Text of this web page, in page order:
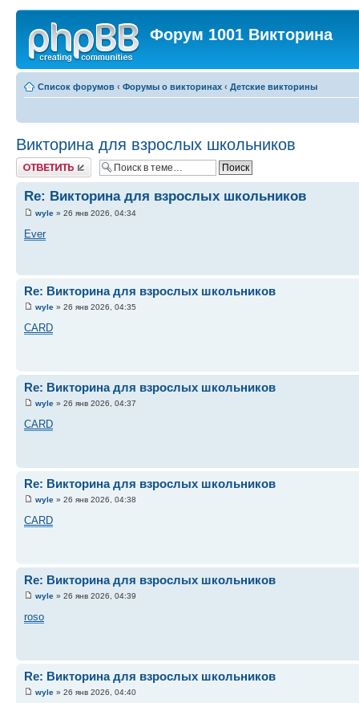
Форум 1001 Викторина
Список форумов ‹ Форумы о викторинах ‹ Детские викторины
Викторина для взрослых школьников
Ответить
Re: Викторина для взрослых школьников
wyle » 26 янв 2026, 04:34
Ever
Re: Викторина для взрослых школьников
wyle » 26 янв 2026, 04:35
CARD
Re: Викторина для взрослых школьников
wyle » 26 янв 2026, 04:37
CARD
Re: Викторина для взрослых школьников
wyle » 26 янв 2026, 04:38
CARD
Re: Викторина для взрослых школьников
wyle » 26 янв 2026, 04:39
roso
Re: Викторина для взрослых школьников
wyle » 26 янв 2026, 04:40